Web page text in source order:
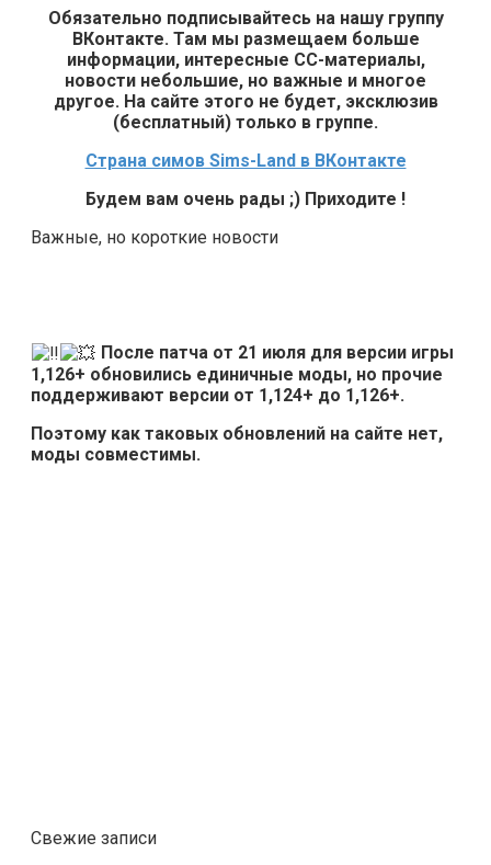
Обязательно подписывайтесь на нашу группу
ВКонтакте. Там мы размещаем больше
информации, интересные СС-материалы,
новости небольшие, но важные и многое
другое. На сайте этого не будет, эксклюзив
(бесплатный) только в группе.
Страна симов Sims-Land в ВКонтакте
Будем вам очень рады ;) Приходите !
Важные, но короткие новости
После патча от 21 июля для версии игры
1,126+ обновились единичные моды, но прочие
поддерживают версии от 1,124+ до 1,126+.
Поэтому как таковых обновлений на сайте нет,
моды совместимы.
Свежие записи